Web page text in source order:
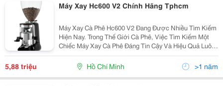
Máy Xay Hc600 V2 Chính Hãng Tphcm
Máy Xay Cà Phê Hc600 V2 Đang Được Nhiều Tìm Kiếm
Hiện Nay. Trong Thế Giới Cà Phê, Việc Tìm Kiếm Một
Chiếc Máy Xay Cà Phê Đáng Tin Cậy Và Hiệu Quả Luôn
Là Một Ưu Tiên Hàng Đầu. Máy Xay Cà Phê Không Chỉ
Đơn Giản Là Công Cụ Để Xay Cà Phê Mà Còn Là Yếu...
5,88 triệu Hồ Chí Minh >1 năm